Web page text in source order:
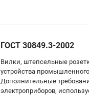
ГОСТ 30849.3-2002
Вилки, штепсельные
устройства
Дополнительные
электроприборов,